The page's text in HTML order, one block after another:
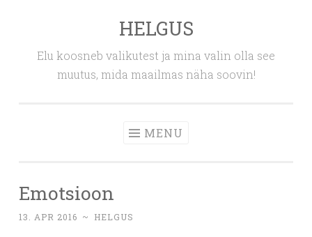
HELGUS
Elu koosneb valikutest ja mina valin olla see
muutus, mida maailmas näha soovin!
MENU
Emotsioon
13. APR 2016 ~ HELGUS